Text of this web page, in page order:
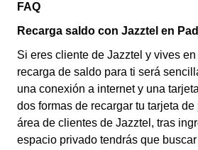
FAQ
Recarga saldo con Jazztel en
Si eres cliente de Jazztel y vives
recarga de saldo para ti será
una conexión a internet y una
dos formas de recargar tu tarjeta de
área de clientes de Jazztel, tras
espacio privado tendrás que